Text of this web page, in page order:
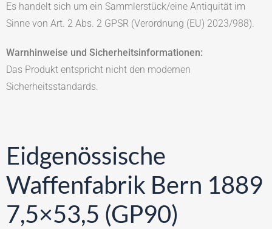
Es handelt sich um ein Sammlerstück/eine Antiquität im
Sinne von Art. 2 Abs. 2 GPSR (Verordnung (EU) 2023/988).
Warnhinweise und Sicherheitsinformationen:
Das Produkt entspricht nicht den modernen
Sicherheitsstandards.
Eidgenössische
Waffenfabrik Bern 1889
7,5×53,5 (GP90)